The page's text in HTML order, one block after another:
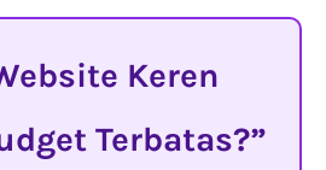
Keren
Terbatas?